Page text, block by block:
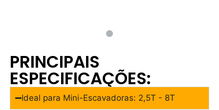
PRINCIPAIS
ESPECIFICAÇÕES:
Ideal para Mini-Escavadoras: 2,5T - 8T